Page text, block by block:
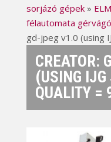
sorjázó gépek»
félautomata
gd-jpeg v1.0 (using
CREATOR:
(USING
QUALITY =